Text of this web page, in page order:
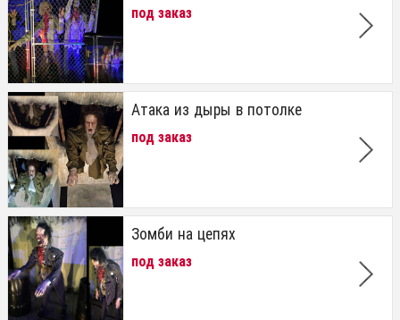
под заказ
Атака из дыры в потолке
под заказ
Зомби на цепях
под заказ